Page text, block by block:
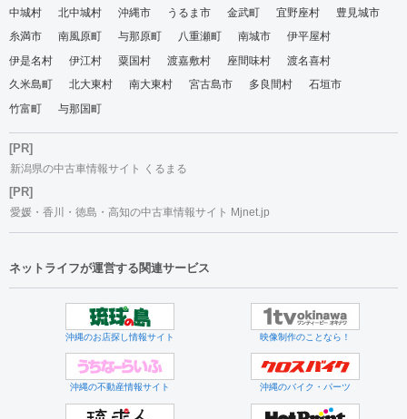
中城村
北中城村 沖縄市 うるま市 金武町 宜野座村
豊見城市
糸満市
南風原町 与那原町 八重瀬町 南城市
伊平屋村
伊是名村
伊江村 粟国村 渡嘉敷村 座間味村
渡名喜村
久米島町
北大東村 南大東村 宮古島市 多良間村
石垣市
竹富町
与那国町
[PR]
新潟県の中古車情報サイト くるまる
[PR]
愛媛・香川・徳島・高知の中古車情報サイト Mjnet.jp
ネットライフが運営する関連サービス
沖縄のお店探し情報サイト 映像制作のことなら！
沖縄の不動産情報サイト 沖縄のバイク・パーツ